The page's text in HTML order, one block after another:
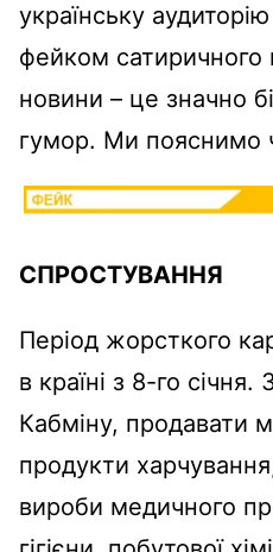
українську
фейком сатиричного
новини – це значно
гумор. Ми пояснимо
СПРОСТУВАННЯ
Період жорсткого
в країні з 8-го січня.
Кабміну, продавати
продукти
вироби медичного